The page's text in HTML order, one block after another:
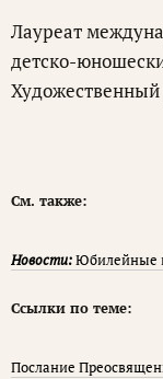
Лауреат
детско-
Художественный
См. также:
Новости:Юбилейные
Ссылки по теме:
Послание